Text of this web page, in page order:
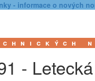
- informace o nových
-